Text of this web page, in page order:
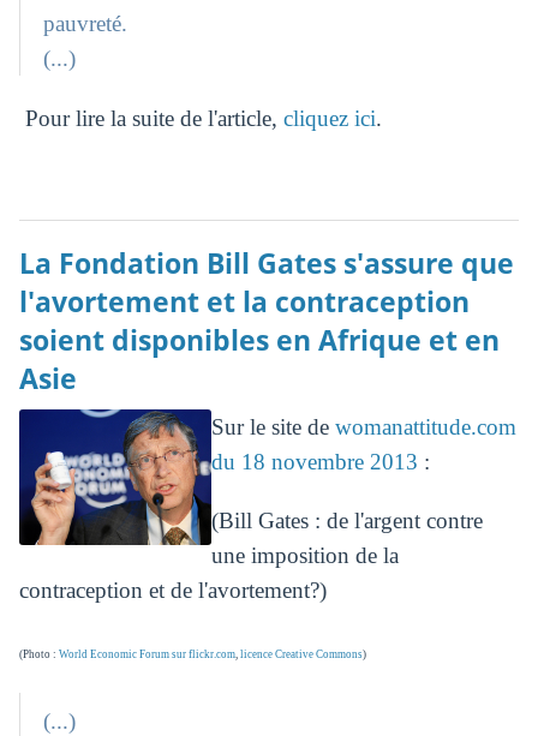
pauvreté.
(...)
Pour lire la suite de l'article, cliquez ici.
La Fondation Bill Gates s'assure que
l'avortement et la contraception
soient disponibles en Afrique et en
Asie
Sur le site de womanattitude.com
du 18 novembre 2013 :
(Bill Gates : de l'argent contre
une imposition de la
contraception et de l'avortement?)
(Photo : World Economic Forum sur flickr.com, licence Creative Commons)
(...)